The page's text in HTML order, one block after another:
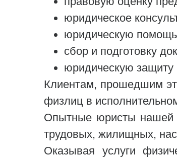
юридическое
юридическую
сбор и подготовку
юридическую защиту
Клиентам, прошедшим
физлиц в
Опытные юристы нашей
трудовых, жилищных,
Оказывая услуги